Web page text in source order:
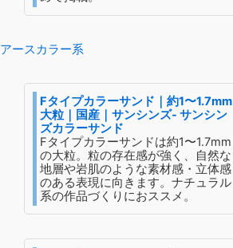
アースカラー系
Fタイプカラーサンド｜約1〜1.7mm
大粒｜国産｜サンシンズ- サンシン
ズカラーサンド
Fタイプカラーサンドは約1〜1.7mm
の大粒。粒の存在感が強く、自然な
地層や岩肌のような素材感・立体感
のある表現に向きます。ナチュラル
系の作品づくりにおススメ。